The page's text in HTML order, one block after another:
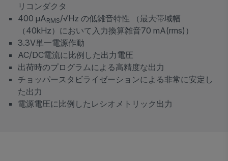
リコンダクタ
400 μARMS/√Hz の低雑音特性 （最大帯域幅
（40kHz）において入力換算雑音70 mA(rms)）
3.3V単一電源作動
AC/DC電流に比例した出力電圧
出荷時のプログラムによる高精度な出力
チョッパースタビライゼーションによる非常に安定し
た出力
電源電圧に比例したレシオメトリック出力